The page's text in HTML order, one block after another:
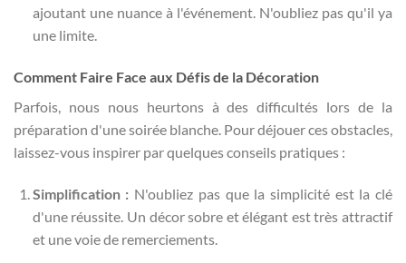
ajoutant une nuance à l'événement. N'oubliez pas qu'il ya
une limite.
Comment Faire Face aux Défis de la Décoration
Parfois, nous nous heurtons à des difficultés lors de la
préparation d'une soirée blanche. Pour déjouer ces obstacles,
laissez-vous inspirer par quelques conseils pratiques :
Simplification : N'oubliez pas que la simplicité est la clé
d'une réussite. Un décor sobre et élégant est très attractif
et une voie de remerciements.